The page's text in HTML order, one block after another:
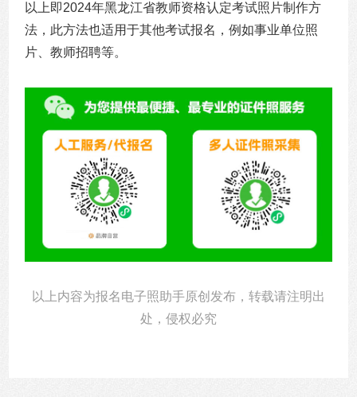
以上即2024年黑龙江省教师资格认定考试照片制作方
法，此方法也适用于其他考试报名，例如事业单位照
片、教师招聘等。
以上内容为报名电子照助手原创发布，转载请注明出
处，侵权必究